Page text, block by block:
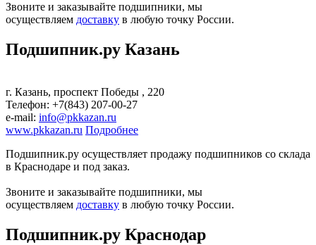
Звоните и заказывайте подшипники, мы
осуществляем доставку в любую точку России.
Подшипник.ру Казань
г. Казань, проспект Победы , 220
Телефон: +7(843) 207-00-27
е-mail: info@pkkazan.ru
www.pkkazan.ru Подробнее
Подшипник.ру осуществляет продажу подшипников со склада
в Краснодаре и под заказ.
Звоните и заказывайте подшипники, мы
осуществляем доставку в любую точку России.
Подшипник.ру Краснодар